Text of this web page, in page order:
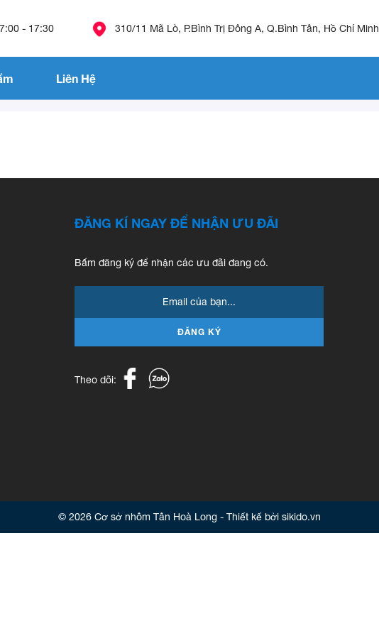
- 17:30 310/11 Mã Lò, P.Bình Trị Đông A, Q.Bình Tân, Hồ Chí Minh
Liên Hệ
ĐĂNG KÍ NGAY ĐỂ NHẬN ƯU ĐÃI
Bấm đăng ký để nhận các ưu đãi đang có.
ĐĂNG KÝ
Theo dõi:
© 2026 Cơ sở nhôm Tân Hoà Long - Thiết kế bởi sikido.vn